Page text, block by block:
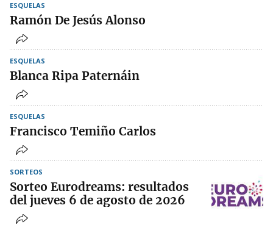
ESQUELAS
Ramón De Jesús Alonso
ESQUELAS
Blanca Ripa Paternáin
ESQUELAS
Francisco Temiño Carlos
SORTEOS
Sorteo Eurodreams: resultados
del jueves 6 de agosto de 2026